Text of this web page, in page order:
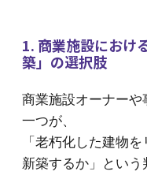
1. 商業施設におけ
築」の選択肢
商業施設オーナー
一つが、
「老朽化した建物
新築するか」という